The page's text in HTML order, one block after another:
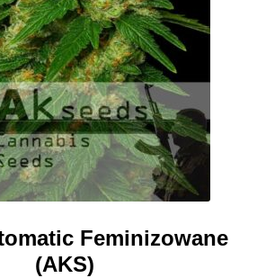
Feminizowane
(AKS)